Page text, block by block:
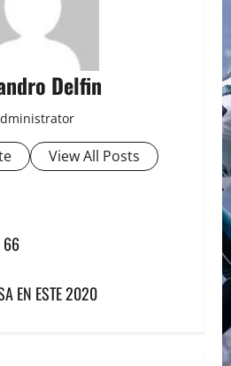
Delfin
View All Posts
66
EN ESTE 2020